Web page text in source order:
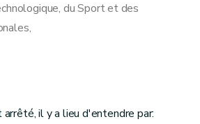
du Sport et des
il y a lieu d'entendre par: